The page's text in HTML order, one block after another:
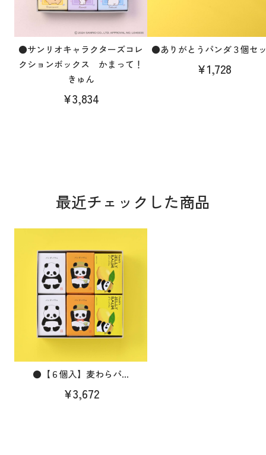
●サンリオキャラクターズコレ
クションボックス かまって！
きゅん
¥3,834
●ありがとうパンダ３個セ
¥1,728
最近チェックした商品
●【６個入】麦わらパ...
¥3,672